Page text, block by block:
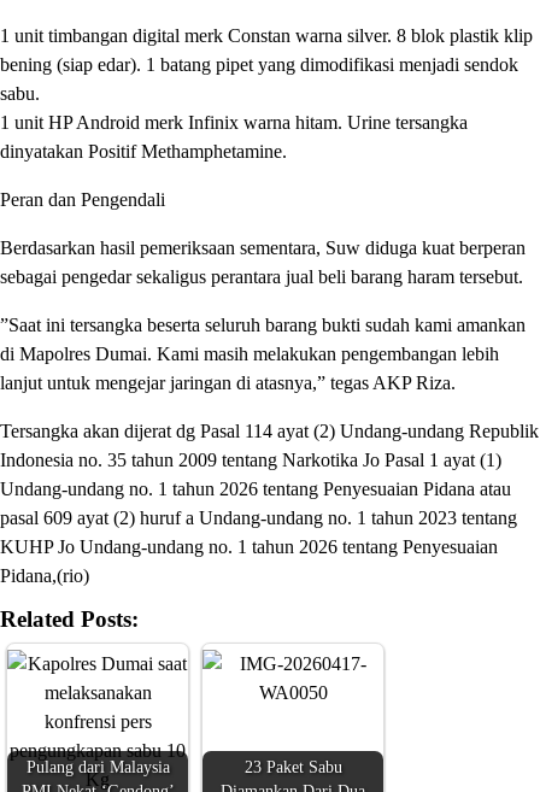
​1 unit timbangan digital merk Constan warna silver. ​8 blok plastik klip
bening (siap edar). ​1 batang pipet yang dimodifikasi menjadi sendok
sabu.
​1 unit HP Android merk Infinix warna hitam. ​Urine tersangka
dinyatakan Positif Methamphetamine.
​Peran dan Pengendali
​Berdasarkan hasil pemeriksaan sementara, Suw diduga kuat berperan
sebagai pengedar sekaligus perantara jual beli barang haram tersebut.
​”Saat ini tersangka beserta seluruh barang bukti sudah kami amankan
di Mapolres Dumai. Kami masih melakukan pengembangan lebih
lanjut untuk mengejar jaringan di atasnya,” tegas AKP Riza.
Tersangka akan dijerat dg Pasal 114 ayat (2) Undang-undang Republik
Indonesia no. 35 tahun 2009 tentang Narkotika Jo Pasal 1 ayat (1)
Undang-undang no. 1 tahun 2026 tentang Penyesuaian Pidana atau
pasal 609 ayat (2) huruf a Undang-undang no. 1 tahun 2023 tentang
KUHP Jo Undang-undang no. 1 tahun 2026 tentang Penyesuaian
Pidana,(rio)
Related Posts:
Pulang dari Malaysia
23 Paket Sabu